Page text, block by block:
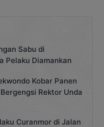
Sabu di
Pelaku Diamankan
Kobar Panen
Rektor Unda
Curanmor di Jalan